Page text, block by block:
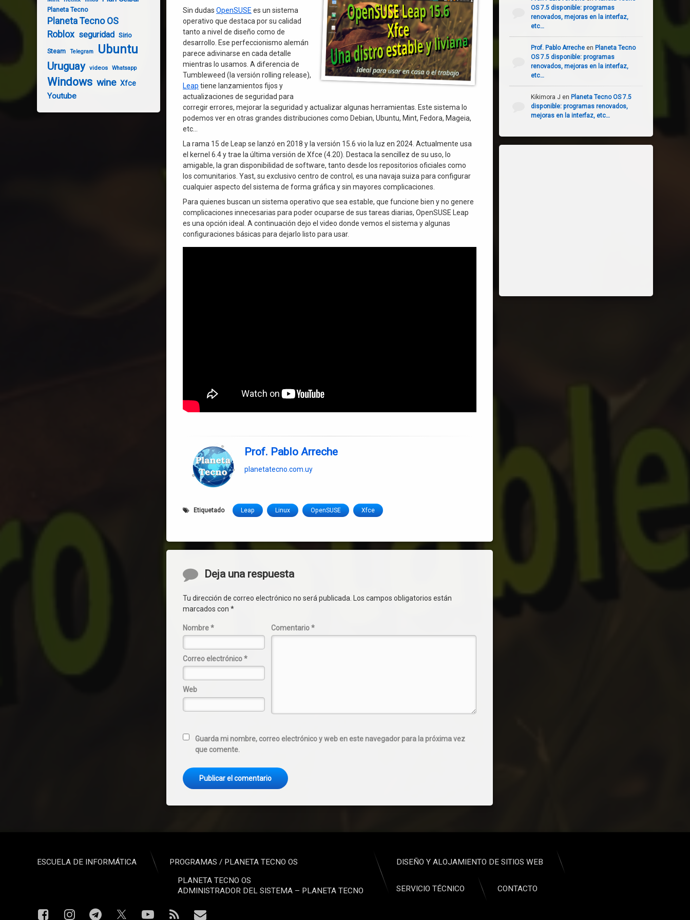
Sin dudas OpenSUSE es un sistema
operativo que destaca por su calidad
tanto a nivel de diseño como de
desarrollo. Ese perfeccionismo alemán
parece adivinarse en cada detalle
mientras lo usamos. A diferencia de
Tumbleweed (la versión rolling release),
Leap tiene lanzamientos fijos y
actualizaciones de seguridad para
corregir errores, mejorar la seguridad y actualizar algunas herramientas. Este sistema lo
podemos ver en otras grandes distribuciones como Debian, Ubuntu, Mint, Fedora, Mageia,
etc…
La rama 15 de Leap se lanzó en 2018 y la versión 15.6 vio la luz en 2024. Actualmente usa
el kernel 6.4 y trae la última versión de Xfce (4.20). Destaca la sencillez de su uso, lo
amigable, la gran disponibilidad de software, tanto desde los repositorios oficiales como
los comunitarios. Yast, su exclusivo centro de control, es una navaja suiza para configurar
cualquier aspecto del sistema de forma gráfica y sin mayores complicaciones.
Para quienes buscan un sistema operativo que sea estable, que funcione bien y no genere
complicaciones innecesarias para poder ocuparse de sus tareas diarias, OpenSUSE Leap
es una opción ideal. A continuación dejo el video donde vemos el sistema y algunas
configuraciones básicas para dejarlo listo para usar.
Prof. Pablo Arreche
planetatecno.com.uy
Etiquetado Leap Linux OpenSUSE Xfce
Comentarios
Deja una respuesta
Tu dirección de correo electrónico no será publicada.
Los campos obligatorios están
marcados con *
Comentario*
Nombre*
Correo electrónico*
Web
Guarda mi nombre, correo electrónico y web en este navegador para la próxima vez
que comente.
Planeta Tecno
Planeta Tecno OS
Roblox seguridad Sirio
Steam Telegram Ubuntu
Uruguay videos Whatsapp
Windows wine Xfce
Youtube
OS 7.5 disponible: programas
renovados, mejoras en la interfaz,
etc…
Prof. Pablo Arrecheen Planeta Tecno
OS 7.5 disponible: programas
renovados, mejoras en la interfaz,
etc…
Kikimora J en Planeta Tecno OS 7.5
disponible: programas renovados,
mejoras en la interfaz, etc…
ESCUELA DE INFORMÁTICA
PROGRAMAS / PLANETA TECNO OS
PLANETA TECNO OS
ADMINISTRADOR DEL SISTEMA – PLANETA TECNO
DISEÑO Y ALOJAMIENTO DE SITIOS WEB
SERVICIO TÉCNICO CONTACTO